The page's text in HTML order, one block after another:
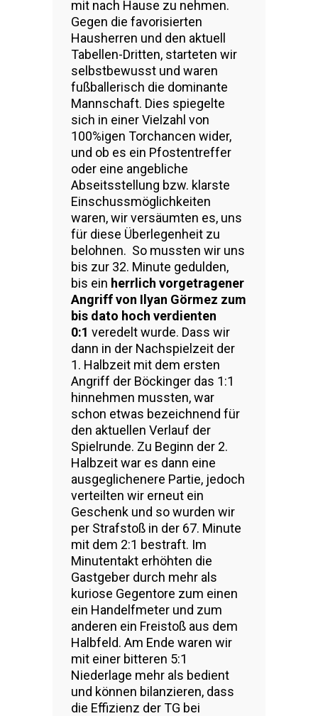
mit nach Hause zu nehmen.
Gegen die favorisierten
Hausherren und den aktuell
Tabellen-Dritten, starteten wir
selbstbewusst und waren
fußballerisch die dominante
Mannschaft. Dies spiegelte
sich in einer Vielzahl von
100%igen Torchancen wider,
und ob es ein Pfostentreffer
oder eine angebliche
Abseitsstellung bzw. klarste
Einschussmöglichkeiten
waren, wir versäumten es, uns
für diese Überlegenheit zu
belohnen. So mussten wir uns
bis zur 32. Minute gedulden,
bis ein herrlich vorgetragener
Angriff von Ilyan Görmez zum
bis dato hoch verdienten
0:1 veredelt wurde. Dass wir
dann in der Nachspielzeit der
1. Halbzeit mit dem ersten
Angriff der Böckinger das 1:1
hinnehmen mussten, war
schon etwas bezeichnend für
den aktuellen Verlauf der
Spielrunde. Zu Beginn der 2.
Halbzeit war es dann eine
ausgeglichenere Partie, jedoch
verteilten wir erneut ein
Geschenk und so wurden wir
per Strafstoß in der 67. Minute
mit dem 2:1 bestraft. Im
Minutentakt erhöhten die
Gastgeber durch mehr als
kuriose Gegentore zum einen
ein Handelfmeter und zum
anderen ein Freistoß aus dem
Halbfeld. Am Ende waren wir
mit einer bitteren 5:1
Niederlage mehr als bedient
und können bilanzieren, dass
die Effizienz der TG bei